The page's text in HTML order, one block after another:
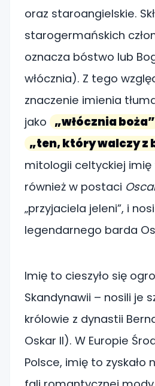
oraz staroangielskie.
starogermańskich
oznacza bóstwo lub
włócznia). Z tego
znaczenie imienia
jako „włócznia boża”
„ten, który walczy z
mitologii celtyckiej
również w postaci
„przyjaciela jeleni”, i
legendarnego barda
Imię to cieszyło się
Skandynawii – nosili je
królowie z dynastii
Oskar II). W Europie
Polsce, imię to zyskało